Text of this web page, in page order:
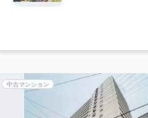
中古マンション